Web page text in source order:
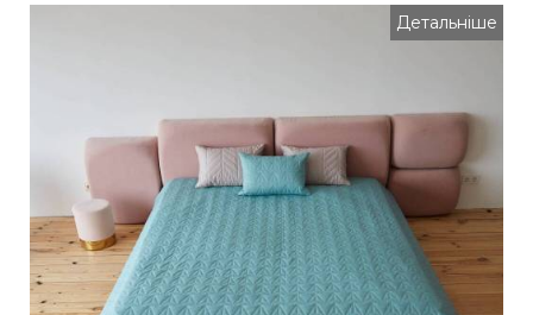
Детальніше